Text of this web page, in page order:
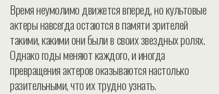
Время неумолимо движется вперед, но культовые
актеры навсегда остаются в памяти зрителей
такими, какими они были в своих звездных ролях.
Однако годы меняют каждого, и иногда
превращения актеров оказываются настолько
разительными, что их трудно узнать.